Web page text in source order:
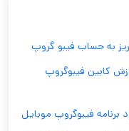
به حساب فيبو گروپ
کابین فیبوگروپ
برنامه فیبوگروپ موبایل